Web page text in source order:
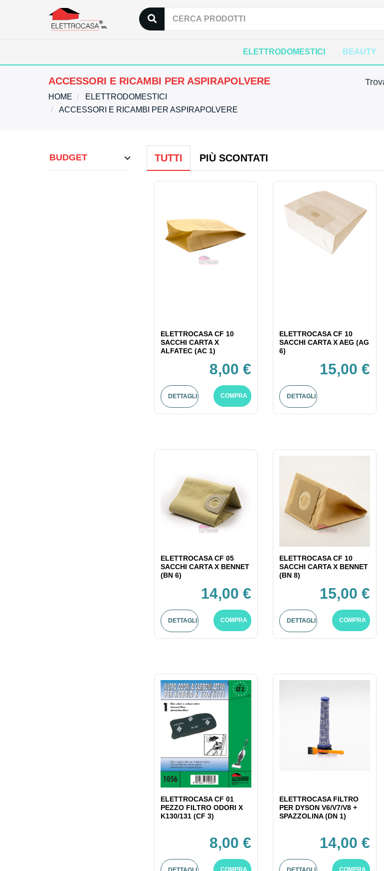
ELETTRODOMESTICI BEAUTY
ACCESSORI E RICAMBI PER ASPIRAPOLVERE
HOME
ELETTRODOMESTICI
ACCESSORI E RICAMBI PER ASPIRAPOLVERE
BUDGET TUTTI PIÙ SCONTATI
ELETTROCASA CF 10
SACCHI CARTA X
ALFATEC (AC 1)
8,00 €
DETTAGLI COMPRA
ELETTROCASA CF 10
SACCHI CARTA X AEG (AG
6)
15,00 €
DETTAGLI
ELETTROCASA CF 05
SACCHI CARTA X BENNET
(BN 6)
14,00 €
DETTAGLI COMPRA
ELETTROCASA CF 10
SACCHI CARTA X BENNET
(BN 8)
15,00 €
DETTAGLI COMPRA
ELETTROCASA CF 01
PEZZO FILTRO ODORI X
K130/131 (CF 3)
8,00 €
COMPRA
ELETTROCASA FILTRO
PER DYSON V6/V7/V8 +
SPAZZOLINA (DN 1)
14,00 €
COMPRA